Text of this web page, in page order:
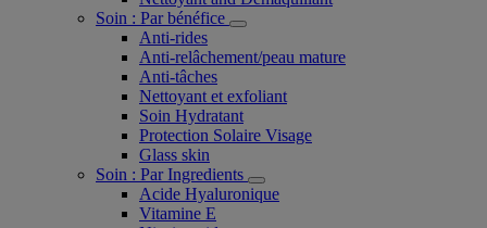
Soin : Par bénéfice
Anti-rides
Anti-relâchement/peau mature
Anti-tâches
Nettoyant et exfoliant
Soin Hydratant
Protection Solaire Visage
Glass skin
Soin : Par Ingredients
Acide Hyaluronique
Vitamine E